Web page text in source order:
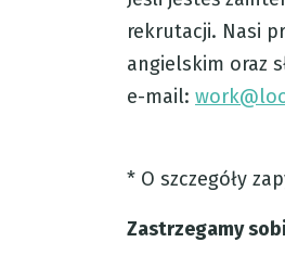
rekrutacji. Nasi
angielskim oraz
e-mail:
* O szczegóły
Zastrzegamy